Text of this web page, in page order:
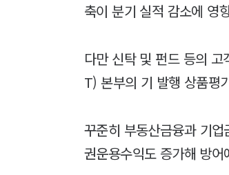
축이 분기 실적 감소에 영
다만 신탁 및 펀드 등의
T) 본부의 기 발행 상품평
꾸준히 부동산금융과 기
권운용수익도 증가해 방어